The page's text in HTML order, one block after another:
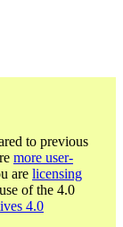
to previous
more user-
are licensing
of the 4.0
4.0